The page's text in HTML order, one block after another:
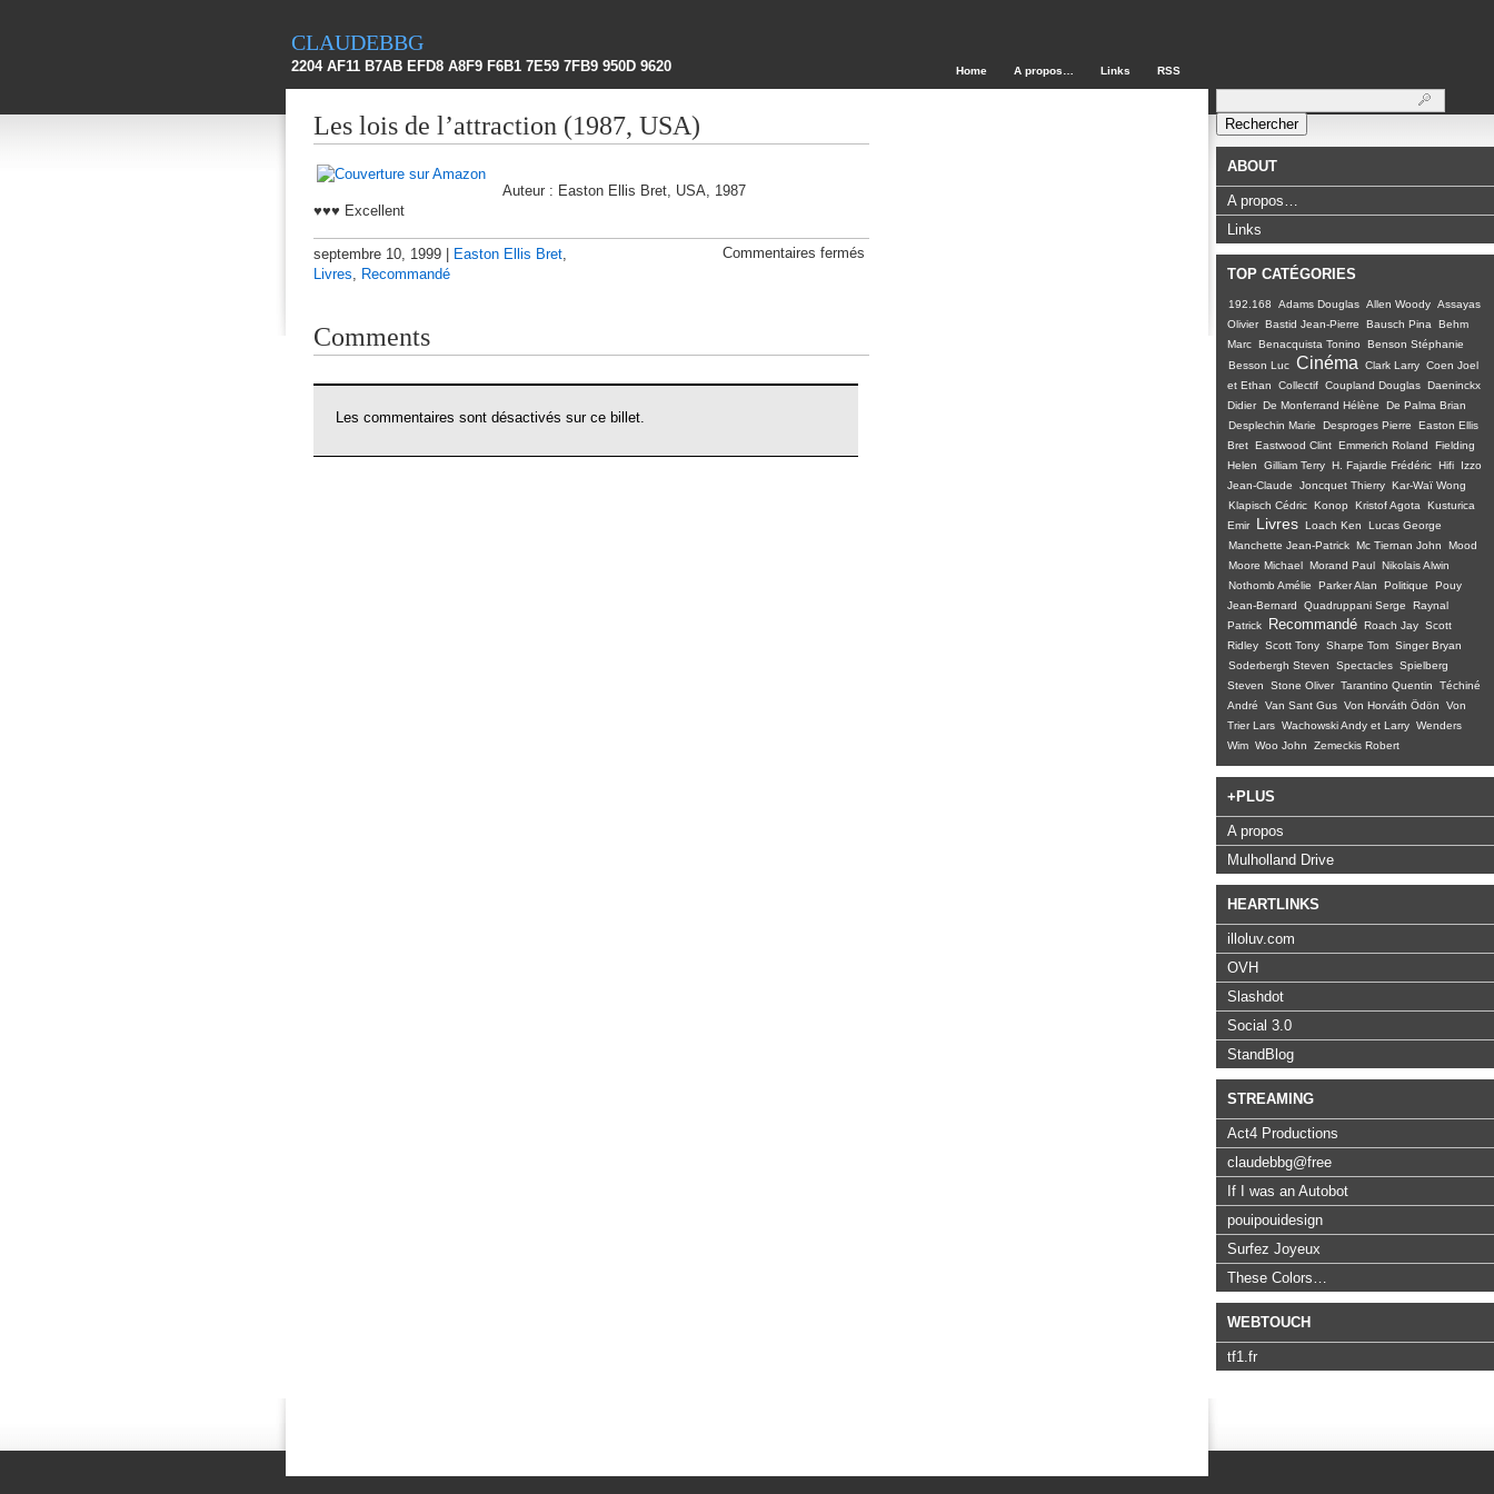
claudebbg
2204 AF11 B7AB EFD8 A8F9 F6B1 7E59 7FB9 950D 9620 Home A propos… Links RSS
Les lois de l’attraction (1987, USA)
Auteur : Easton Ellis Bret, USA, 1987
♥♥♥ Excellent
septembre 10, 1999 | Easton Ellis Bret,
Livres, Recommandé
Commentaires fermés
USA)
Comments
Les commentaires sont désactivés sur ce billet.
ABOUT
A propos…
Links
TOP CATÉGORIES
192.168 Adams Douglas Allen Woody Assayas
Olivier Bastid Jean-Pierre Bausch Pina
Behm
Marc Benacquista Tonino
Benson Stéphanie
Besson Luc Cinéma Clark Larry Coen Joel
et Ethan
Collectif Coupland Douglas Daeninckx
Didier De Monferrand Hélène
De Palma Brian
Desplechin Marie
Desproges Pierre
Easton Ellis
Bret Eastwood Clint Emmerich Roland
Fielding
Helen
Gilliam Terry H. Fajardie Frédéric Hifi
Izzo
Jean-Claude
Joncquet Thierry Kar-Waï Wong
Klapisch Cédric Konop Kristof Agota
Kusturica
Emir
Livres Loach Ken
Lucas George
Manchette Jean-Patrick Mc Tiernan John
Mood
Moore Michael Morand Paul Nikolais Alwin
Nothomb Amélie
Parker Alan Politique
Pouy
Jean-Bernard
Quadruppani Serge
Raynal
Patrick
Recommandé Roach Jay Scott
Ridley Scott Tony Sharpe Tom Singer Bryan
Soderbergh Steven
Spectacles Spielberg
Steven
Stone Oliver Tarantino Quentin
Téchiné
André
Van Sant Gus Von Horváth Ödön
Von
Trier Lars Wachowski Andy et Larry Wenders
Wim Woo John Zemeckis Robert
+PLUS
A propos
Mulholland Drive
HEARTLINKS
illoluv.com
OVH
Slashdot
Social 3.0
StandBlog
STREAMING
Act4 Productions
claudebbg@free
If I was an Autobot
pouipouidesign
Surfez Joyeux
These Colors…
WEBTOUCH
tf1.fr